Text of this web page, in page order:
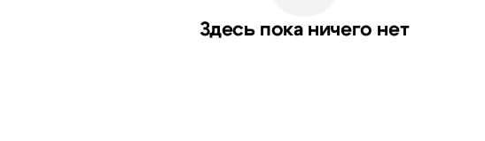
Здесь пока ничего нет